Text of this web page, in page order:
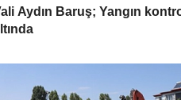
Aydın Baruş; Yangın